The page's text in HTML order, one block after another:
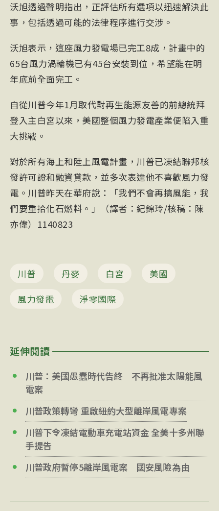
沃旭透過聲明指出，正評估所有選項以迅速解決此
事，包括透過可能的法律程序進行交涉。
沃旭表示，這座風力發電場已完工8成，計畫中的
65台風力渦輪機已有45台安裝到位，希望能在明
年底前全面完工。
自從川普今年1月取代對再生能源友善的前總統拜
登入主白宮以來，美國整個風力發電產業便陷入重
大挑戰。
對於所有海上和陸上風電計畫，川普已凍結聯邦核
發許可證和融資貸款，並多次表達他不喜歡風力發
電。川普昨天在華府說：「我們不會再搞風能，我
們要重拾化石燃料。」（譯者：紀錦玲/核稿：陳
亦偉）1140823
川普 丹麥 白宮
美國
風力發電
淨零國際
延伸閱讀
川普：美國愚蠢時代告終 不再批准太陽能風
電案
川普政策轉彎 重啟紐約大型離岸風電專案
川普下令凍結電動車充電站資金 全美十多州聯
手提告
川普政府暫停5離岸風電案 國安風險為由